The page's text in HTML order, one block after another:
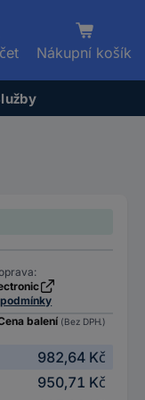
Nákupní košík
balení (Bez DPH.)
982,64 Kč
950,71 Kč